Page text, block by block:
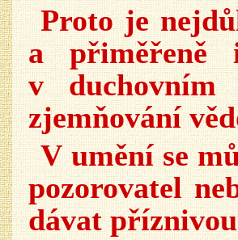
Proto je
a přiměřeně
v
zjemňování
V umění se
pozorovatel
dávat